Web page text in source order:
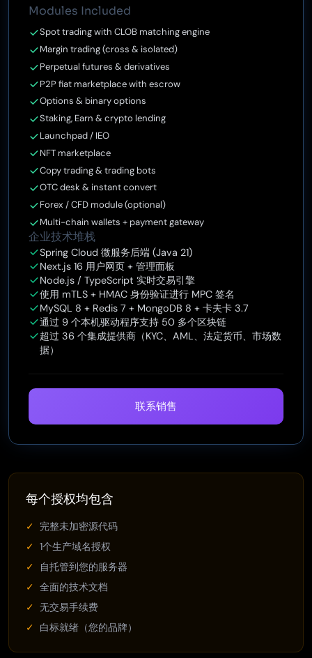
Modules Included
Spot trading with CLOB matching engine
Margin trading (cross & isolated)
Perpetual futures & derivatives
P2P fiat marketplace with escrow
Options & binary options
Staking, Earn & crypto lending
Launchpad / IEO
NFT marketplace
Copy trading & trading bots
OTC desk & instant convert
Forex / CFD module (optional)
Multi-chain wallets + payment gateway
企业技术堆栈
Spring Cloud 微服务后端 (Java 21)
Next.js 16 用户网页 + 管理面板
Node.js / TypeScript 实时交易引擎
使用 mTLS + HMAC 身份验证进行 MPC 签名
MySQL 8 + Redis 7 + MongoDB 8 + 卡夫卡 3.7
通过 9 个本机驱动程序支持 50 多个区块链
超过 36 个集成提供商（KYC、AML、法定货币、市场数
据）
联系销售
每个授权均包含
完整未加密源代码
1个生产域名授权
自托管到您的服务器
全面的技术文档
无交易手续费
白标就绪（您的品牌）